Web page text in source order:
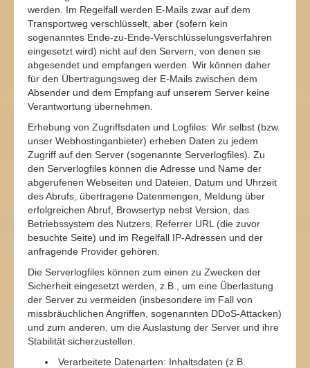
werden. Im Regelfall werden E-Mails zwar auf dem
Transportweg verschlüsselt, aber (sofern kein
sogenanntes Ende-zu-Ende-Verschlüsselungsverfahren
eingesetzt wird) nicht auf den Servern, von denen sie
abgesendet und empfangen werden. Wir können daher
für den Übertragungsweg der E-Mails zwischen dem
Absender und dem Empfang auf unserem Server keine
Verantwortung übernehmen.
Erhebung von Zugriffsdaten und Logfiles: Wir selbst (bzw.
unser Webhostinganbieter) erheben Daten zu jedem
Zugriff auf den Server (sogenannte Serverlogfiles). Zu
den Serverlogfiles können die Adresse und Name der
abgerufenen Webseiten und Dateien, Datum und Uhrzeit
des Abrufs, übertragene Datenmengen, Meldung über
erfolgreichen Abruf, Browsertyp nebst Version, das
Betriebssystem des Nutzers, Referrer URL (die zuvor
besuchte Seite) und im Regelfall IP-Adressen und der
anfragende Provider gehören.
Die Serverlogfiles können zum einen zu Zwecken der
Sicherheit eingesetzt werden, z.B., um eine Überlastung
der Server zu vermeiden (insbesondere im Fall von
missbräuchlichen Angriffen, sogenannten DDoS-Attacken)
und zum anderen, um die Auslastung der Server und ihre
Stabilität sicherzustellen.
Verarbeitete Datenarten: Inhaltsdaten (z.B.